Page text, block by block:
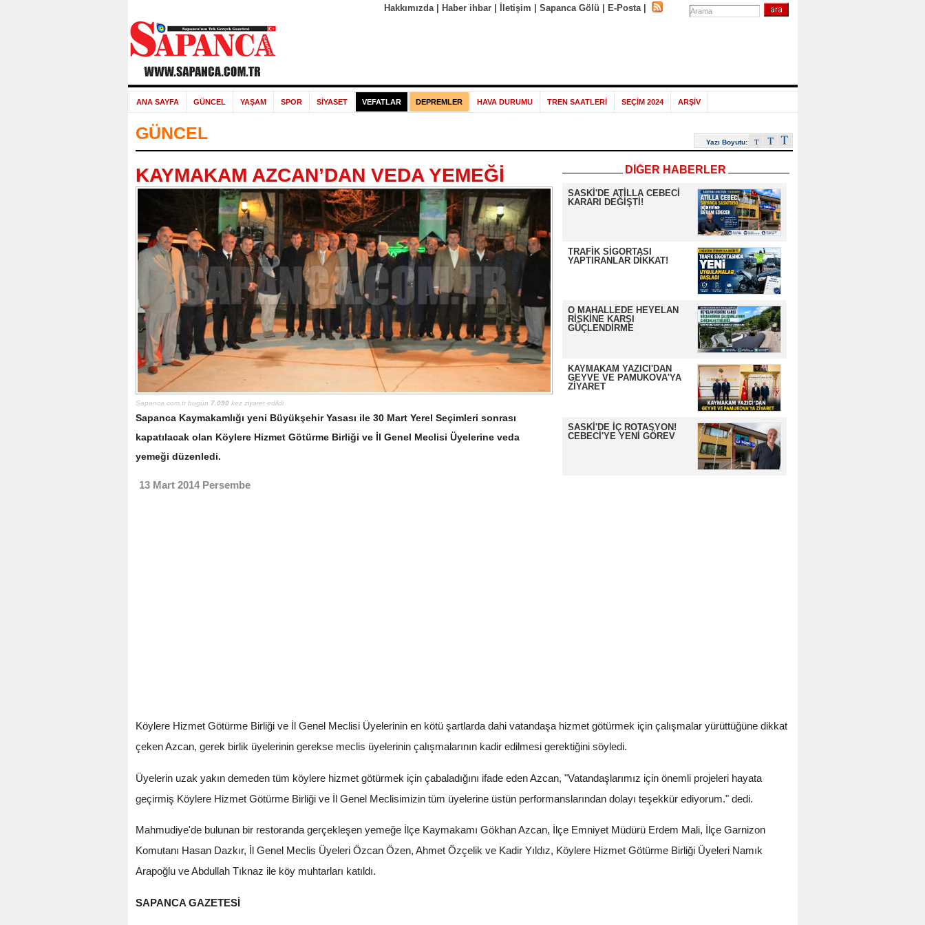
Hakkımızda| Haber ihbar| İletişim Sapanca Gölü E-Posta|
ANA SAYFA GÜNCEL YAŞAM SPOR SİYASET VEFATLAR DEPREMLER HAVA DURUMU TREN SAATLERİ SEÇİM 2024 ARŞİV
GÜNCEL Yazı Boyutu:
DİĞER HABERLER
SASKİ'DE ATİLLA CEBECİ
KARARI DEĞİŞTİ!
TRAFİK SİGORTASI
YAPTIRANLAR DİKKAT!
O MAHALLEDE HEYELAN
RİSKİNE KARŞI
GÜÇLENDİRME
KAYMAKAM YAZICI'DAN
GEYVE VE PAMUKOVA'YA
ZİYARET
SASKİ'DE İÇ ROTASYON!
CEBECİ'YE YENİ GÖREV
KAYMAKAM AZCAN’DAN VEDA YEMEĞİ
Sapanca.com.tr bugün 7.090kez ziyaret edildi.
Sapanca Kaymakamlığı yeni Büyükşehir Yasası ile 30 Mart Yerel Seçimleri sonrası
kapatılacak olan Köylere Hizmet Götürme Birliği ve İl Genel Meclisi Üyelerine veda
yemeği düzenledi.
13 Mart 2014 Persembe
Köylere Hizmet Götürme Birliği ve İl Genel Meclisi Üyelerinin en kötü şartlarda dahi vatandaşa hizmet götürmek için çalışmalar yürüttüğüne dikkat
çeken Azcan, gerek birlik üyelerinin gerekse meclis üyelerinin çalışmalarının kadir edilmesi gerektiğini söyledi.
Üyelerin uzak yakın demeden tüm köylere hizmet götürmek için çabaladığını ifade eden Azcan, "Vatandaşlarımız için önemli projeleri hayata
geçirmiş Köylere Hizmet Götürme Birliği ve İl Genel Meclisimizin tüm üyelerine üstün performanslarından dolayı teşekkür ediyorum." dedi.
Mahmudiye'de bulunan bir restoranda gerçekleşen yemeğe İlçe Kaymakamı Gökhan Azcan, İlçe Emniyet Müdürü Erdem Mali, İlçe Garnizon
Komutanı Hasan Dazkır, İl Genel Meclis Üyeleri Özcan Özen, Ahmet Özçelik ve Kadir Yıldız, Köylere Hizmet Götürme Birliği Üyeleri Namık
Arapoğlu ve Abdullah Tıknaz ile köy muhtarları katıldı.
SAPANCA GAZETESİ